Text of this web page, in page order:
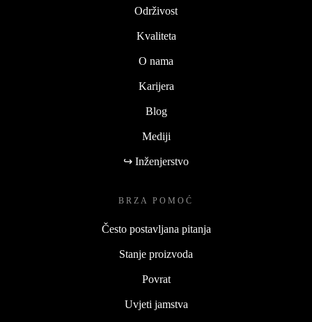
Održivost
Kvaliteta
O nama
Karijera
Blog
Mediji
↪ Inženjerstvo
BRZA POMOĆ
Često postavljana pitanja
Stanje proizvoda
Povrat
Uvjeti jamstva